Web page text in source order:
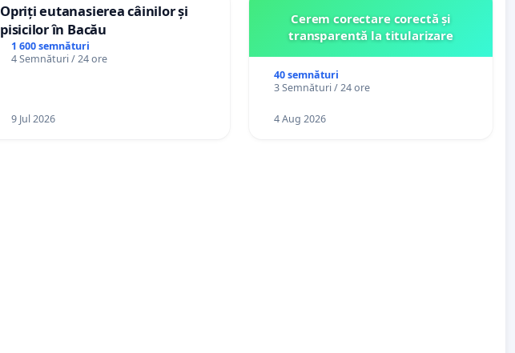
Opriți eutanasierea câinilor și
pisicilor în Bacău
1 600 semnături
4 Semnături / 24 ore
9 Jul 2026
Cerem corectare corectă și
transparentă la titularizare
40 semnături
3 Semnături / 24 ore
4 Aug 2026